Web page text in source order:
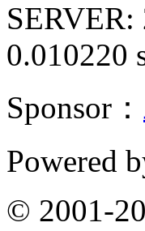
0.010220
Sponsor：
Powered
© 2001-